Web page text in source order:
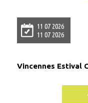
11 07 2026
11 07 2026
Vincennes Estival